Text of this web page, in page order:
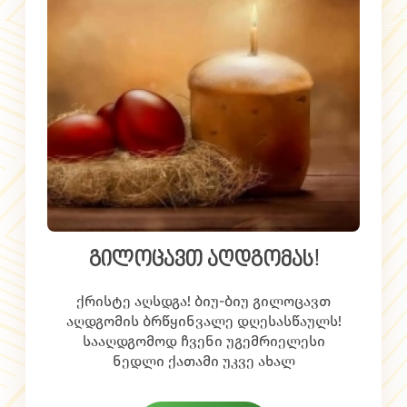
გილოცავთ აღდგომას!
ქრისტე აღსდგა! ბიუ-ბიუ გილოცავთ
აღდგომის ბრწყინვალე დღესასწაულს!
სააღდგომოდ ჩვენი უგემრიელესი
ნედლი ქათამი უკვე ახალ
✅ კეკელიძის #16
იხილოთ ტაბში "სად შევიძინოთ"